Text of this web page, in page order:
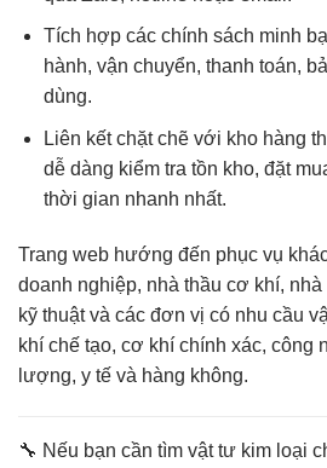
Tích hợp các chính sách minh
hành, vận chuyển, thanh toán,
dùng.
Liên kết chặt chẽ với kho hàng
dễ dàng kiểm tra tồn kho, đặt
thời gian nhanh nhất.
Trang web hướng đến phục vụ
doanh nghiệp, nhà thầu cơ khí, nhà
kỹ thuật và các đơn vị có nhu cầu
khí chế tạo, cơ khí chính xác, công
lượng, y tế và hàng không.
🔧 Nếu bạn cần tìm vật tư kim loại